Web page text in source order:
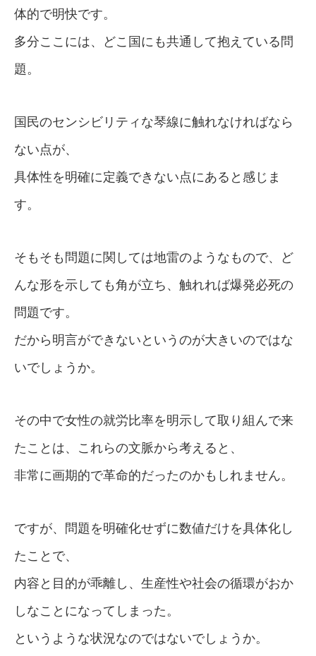
体的で明快です。
多分ここには、どこ国にも共通して抱えている問
題。
国民のセンシビリティな琴線に触れなければなら
ない点が、
具体性を明確に定義できない点にあると感じま
す。
そもそも問題に関しては地雷のようなもので、ど
んな形を示しても角が立ち、触れれば爆発必死の
問題です。
だから明言ができないというのが大きいのではな
いでしょうか。
その中で女性の就労比率を明示して取り組んで来
たことは、これらの文脈から考えると、
非常に画期的で革命的だったのかもしれません。
ですが、問題を明確化せずに数値だけを具体化し
たことで、
内容と目的が乖離し、生産性や社会の循環がおか
しなことになってしまった。
というような状況なのではないでしょうか。